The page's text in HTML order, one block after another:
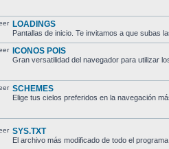
LOADINGS
Pantallas de inicio. Te invitamos a que subas
ICONOS POIS
Gran versatilidad del navegador para utilizar
SCHEMES
Elige tus cielos preferidos en la navegación
SYS.TXT
El archivo más modificado de todo el